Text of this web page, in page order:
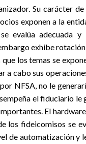
Su carácter
exponen a la
evalúa adecuada y
exhibe
los temas se
a cabo sus
NFSA, no le
el fiduciario
El
los fideicomisos se
de automatización